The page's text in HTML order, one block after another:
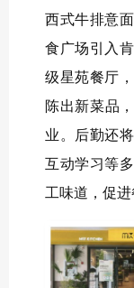
西式牛排意
食广场引入
级星苑餐厅
陈出新菜品
业。后勤还
互动学习等
工味道，促进